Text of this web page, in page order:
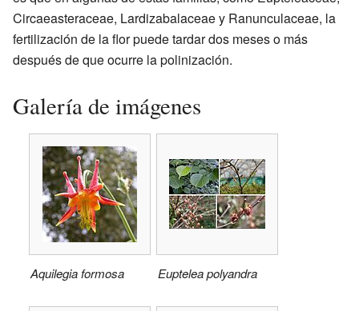
Circaeasteraceae, Lardizabalaceae y Ranunculaceae, la
fertilización de la flor puede tardar dos meses o más
después de que ocurre la polinización.
Galería de imágenes
Aquilegia formosa Euptelea polyandra